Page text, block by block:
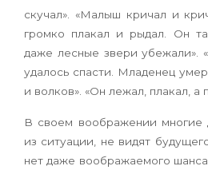
скучал». «Малыш кричал и
громко плакал и рыдал. Он
даже лесные звери убежали».
удалось спасти. Младенец
и волков». «Он лежал, плакал, а
В своем воображении многие
из ситуации, не видят
нет даже воображаемого